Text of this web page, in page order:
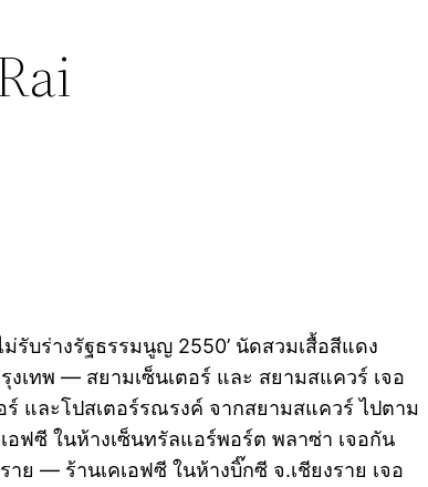
รับร่างรัฐธรรมนูญ 2550’ นัดสวมเสื้อสีแดง
งเทพ — สยามเซ็นเตอร์ และ สยามสแควร์ เจอ
และโปสเตอร์รณรงค์ จากสยามสแควร์ ไปตาม
อฟซี ในห้างเซ็นทรัลแอร์พอร์ต พลาซ่า เจอกัน
ย — ร้านเคเอฟซี ในห้างบิ๊กซี จ.เชียงราย เจอ